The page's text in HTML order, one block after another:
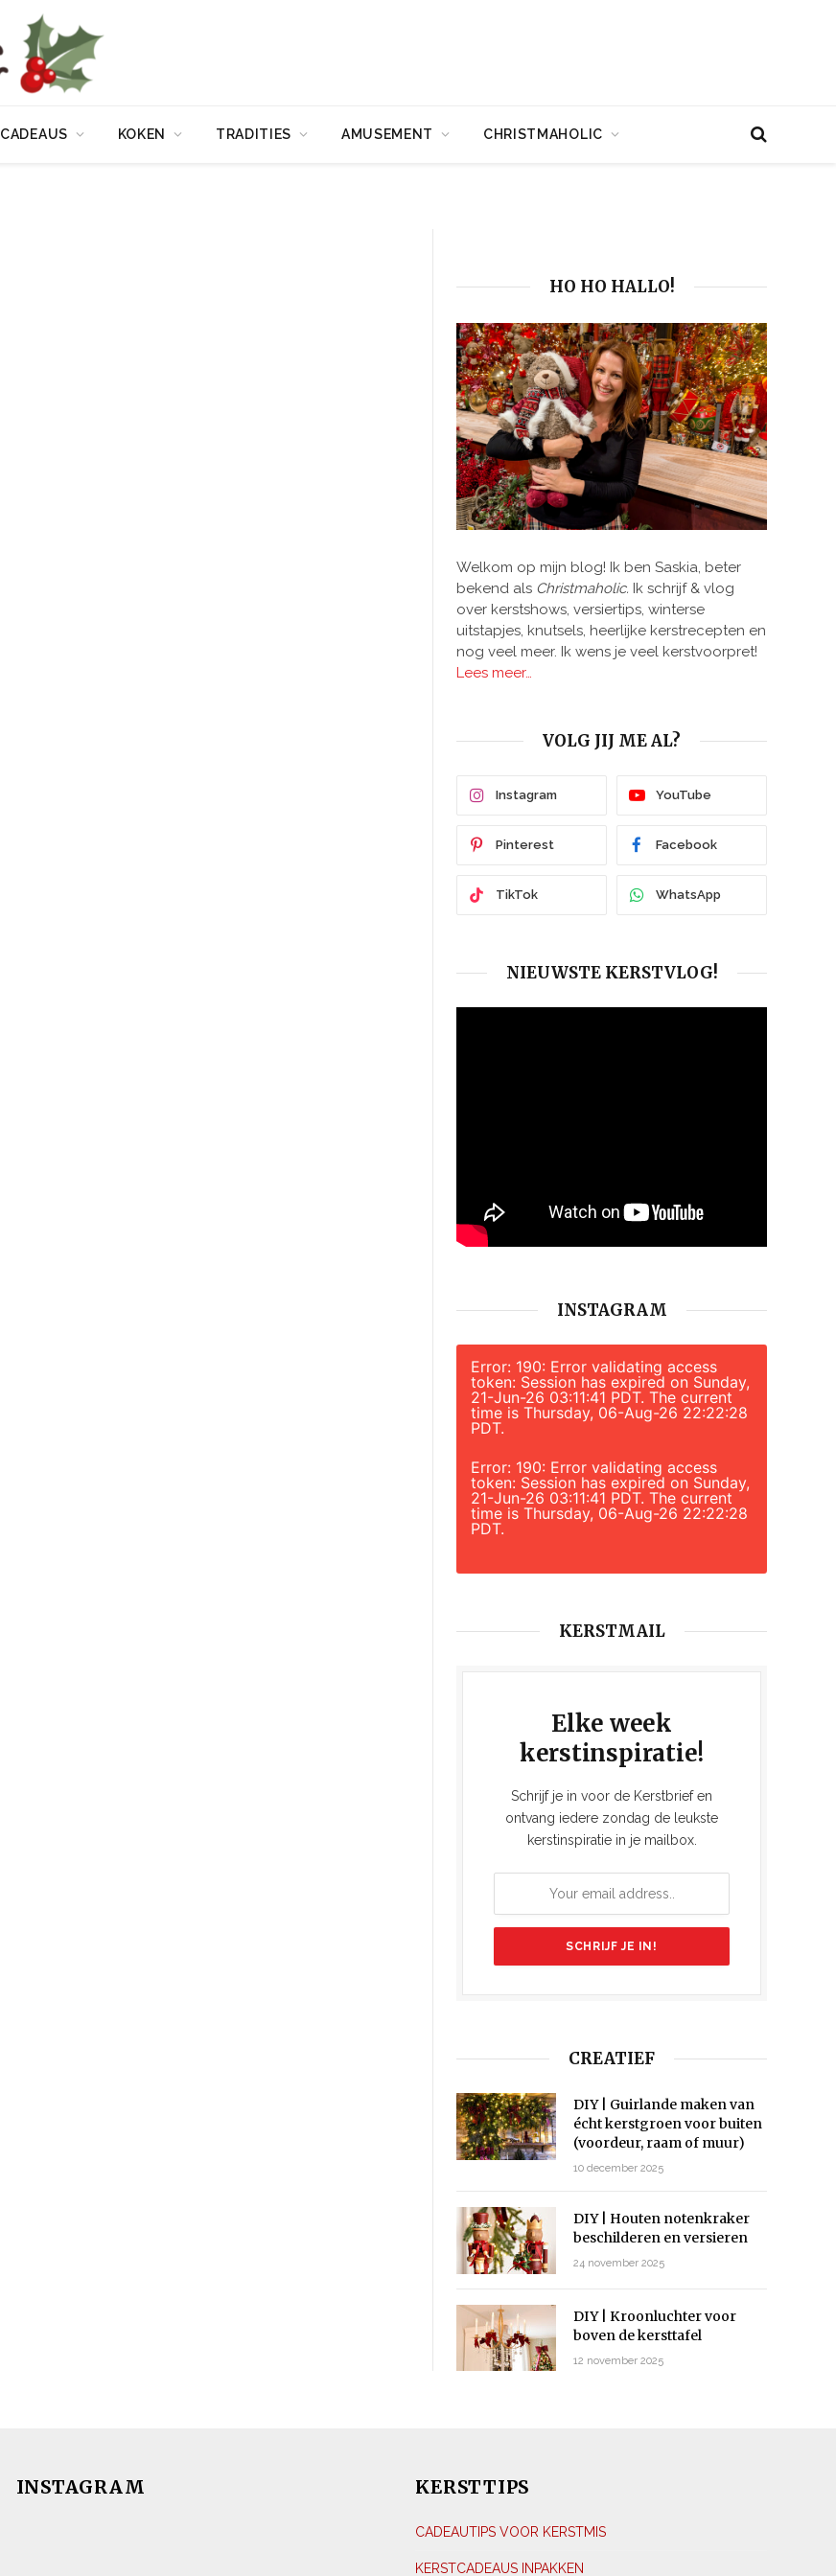
CADEAUS KOKEN TRADITIES AMUSEMENT CHRISTMAHOLIC
HO HO HALLO!
Welkom op mijn blog! Ik ben Saskia, beter
bekend als Christmaholic. Ik schrijf & vlog
over kerstshows, versiertips, winterse
uitstapjes, knutsels, heerlijke kerstrecepten en
nog veel meer. Ik wens je veel kerstvoorpret!
Lees meer…
VOLG JIJ ME AL?
Instagram YouTube
Pinterest Facebook
TikTok WhatsApp
NIEUWSTE KERSTVLOG!
INSTAGRAM
Error: 190: Error validating access
token: Session has expired on Sunday,
21-Jun-26 03:11:41 PDT. The current
time is Thursday, 06-Aug-26 22:22:28
PDT.
Error: 190: Error validating access
token: Session has expired on Sunday,
21-Jun-26 03:11:41 PDT. The current
time is Thursday, 06-Aug-26 22:22:28
PDT.
KERSTMAIL
Elke week
kerstinspiratie!
Schrijf je in voor de Kerstbrief en
ontvang iedere zondag de leukste
kerstinspiratie in je mailbox.
CREATIEF
DIY | Guirlande maken van
écht kerstgroen voor buiten
(voordeur, raam of muur)
10 december 2025
DIY | Houten notenkraker
beschilderen en versieren
24 november 2025
DIY | Kroonluchter voor
boven de kersttafel
12 november 2025
INSTAGRAM KERSTTIPS
CADEAUTIPS VOOR KERSTMIS
KERSTCADEAUS INPAKKEN